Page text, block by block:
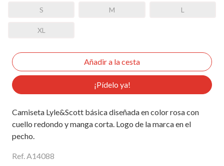
S M L
XL
¡Pídelo ya!
Camiseta Lyle&Scott básica diseñada en color rosa con
cuello redondo y manga corta. Logo de la marca en el
pecho.
Ref. A14088